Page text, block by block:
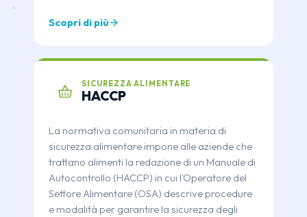
Scopri di più
SICUREZZA ALIMENTARE
HACCP
La normativa comunitaria in materia di
sicurezza alimentare impone alle aziende che
trattano alimenti la redazione di un Manuale di
Autocontrollo (HACCP) in cui l'Operatore del
Settore Alimentare (OSA) descrive procedure
e modalità per garantire la sicurezza degli